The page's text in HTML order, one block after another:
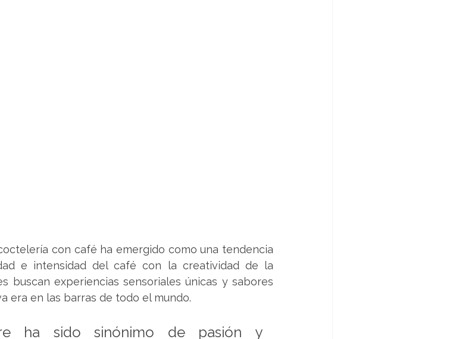
con café ha emergido como una tendencia
e intensidad del café con la creatividad de la
buscan experiencias sensoriales únicas y sabores
era en las barras de todo el mundo.
ha sido sinónimo de pasión y